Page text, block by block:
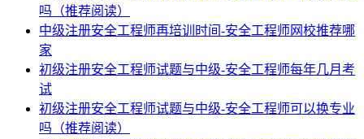
吗（推荐阅读）
中级注册安全工程师再培训时间-安全工程师网校推荐哪
家
初级注册安全工程师试题与中级-安全工程师每年几月考
试
初级注册安全工程师试题与中级-安全工程师可以换专业
吗（推荐阅读）